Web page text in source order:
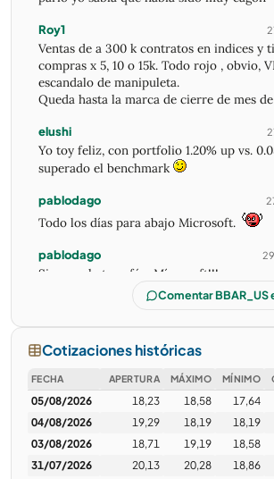
Roy1
Ventas de a 300 k contratos en indices y
compras x 5, 10 o 15k. Todo rojo , obvio,
escandalo de manipuleta.
Queda hasta la marca de cierre de mes
elushi
Yo toy feliz, con portfolio 1.20% up vs.
superado el benchmark
pablodago
Todo los días para abajo Microsoft.
pablodago
Siempre le tuve fé a Mícrosoft!!!
ultimas 7 menos de 30M
elushi
paisano
Comentar BBAR_US
Cotizaciones históricas
FECHA APERTURA MÁXIMO MÍNIMO
05/08/2026 18,23 18,58 17,64
04/08/2026
19,29 18,19 18,19
03/08/2026
18,71 19,19 18,58
31/07/2026
20,13 20,28 18,86